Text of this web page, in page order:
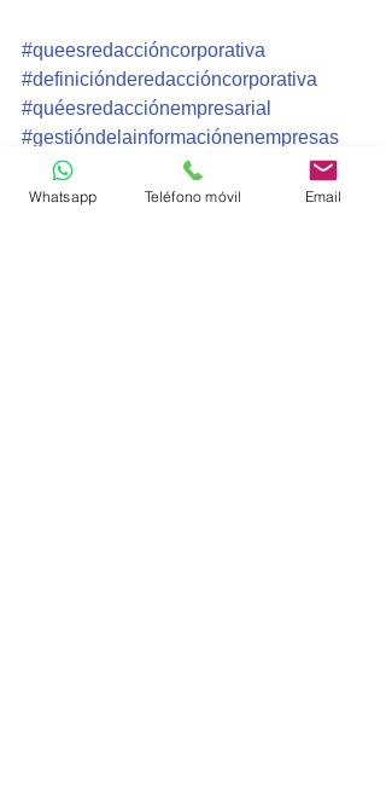
#queesredaccióncorporativa
#definiciónderedaccióncorporativa
#quéesredacciónempresarial
#gestióndelainformaciónenempresas
Whatsapp Teléfono móvil Email